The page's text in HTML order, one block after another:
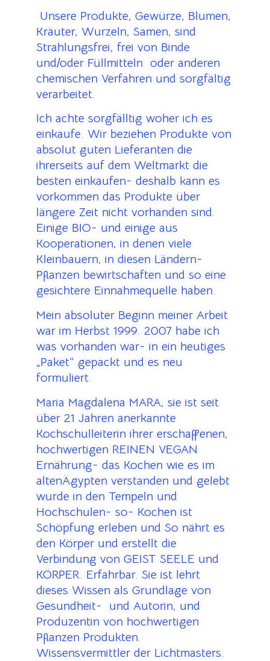
Unsere Produkte, Gewürze, Blumen,
Kräuter, Wurzeln, Samen, sind
Strahlungsfrei, frei von Binde
und/oder Füllmitteln oder anderen
chemischen Verfahren und sorgfältig
verarbeitet.
Ich achte sorgfälltig woher ich es
einkaufe. Wir beziehen Produkte von
absolut guten Lieferanten die
ihrerseits auf dem Weltmarkt die
besten einkaufen- deshalb kann es
vorkommen das Produkte über
längere Zeit nicht vorhanden sind.
Einige BIO- und einige aus
Kooperationen, in denen viele
Kleinbauern, in diesen Ländern-
Pflanzen bewirtschaften und so eine
gesichtere Einnahmequelle haben.
Mein absoluter Beginn meiner Arbeit
war im Herbst 1999. 2007 habe ich
was vorhanden war- in ein heutiges
„Paket“ gepackt und es neu
formuliert.
Maria Magdalena MARA, sie ist seit
über 21 Jahren anerkannte
Kochschulleiterin ihrer erschaffenen,
hochwertigen REINEN VEGAN
Ernährung- das Kochen wie es im
altenÄgypten verstanden und gelebt
wurde in den Tempeln und
Hochschulen- so- Kochen ist
Schöpfung erleben und So nährt es
den Körper und erstellt die
Verbindung von GEIST SEELE und
KÖRPER. Erfahrbar. Sie ist lehrt
dieses Wissen als Grundlage von
Gesundheit- und Autorin, und
Produzentin von hochwertigen
Pflanzen Produkten.
Wissensvermittler der Lichtmasters.